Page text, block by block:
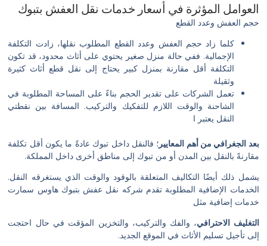
العوامل المؤثرة في أسعار خدمات نقل العفش بتبوك
حجم العفش وعدد القطع
كلما زاد حجم العفش وعدد القطع المطلوب نقلها، زادت التكلفة
الإجمالية. ففي حالة منزل صغير يحتوي على أثاث محدود، قد تكون
التكلفة أقل مقارنة بمنزل كبير يحتاج إلى نقل قطع أثاث كثيرة
وثقيلة
تعمل الشركات على تقدير الحجم بناءً على المساحة المطلوبة في
الشاحنة والوقت اللازم للتفكيك والتركيب. المسافة بين نقطتي
النقل يعتبر ا
بعد الجغرافي من أهم المعايير؛ فالنقل داخل تبوك عادةً ما يكون أقل تكلفة
مقارنةً بالنقل بين المدن أو من تبوك إلى مناطق أخرى داخل المملكة.
يشمل ذلك أيضًا التكاليف المتعلقة بالوقود والوقت الذي يستغرقه النقل.
الخدمات الإضافية المطلوبة تقدم شركه نقل عفش بتبوك هاوس سمارت
خدمات إضافية مثل
التغليف الاحترافي، والفك والتركيب، والتخزين المؤقت في حال احتجت
إلى تأجيل تسليم الأثاث في الموقع الجديد.